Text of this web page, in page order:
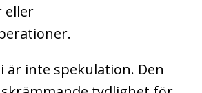
eller
är inte spekulation. Den